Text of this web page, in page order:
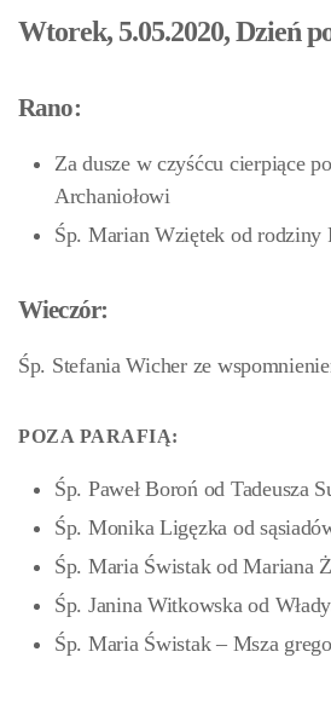
Wtorek, 5.05.2020, Dzień
Rano:
Za dusze w czyśćcu cierpiące
Archaniołowi
Śp. Marian Wziętek od rodziny
Wieczór:
Śp. Stefania Wicher ze
POZA PARAFIĄ:
Śp. Paweł Boroń od Tadeusza
Śp. Monika Ligęzka od
Śp. Maria Świstak od Mariana
Śp. Janina Witkowska od
Śp. Maria Świstak – Msza